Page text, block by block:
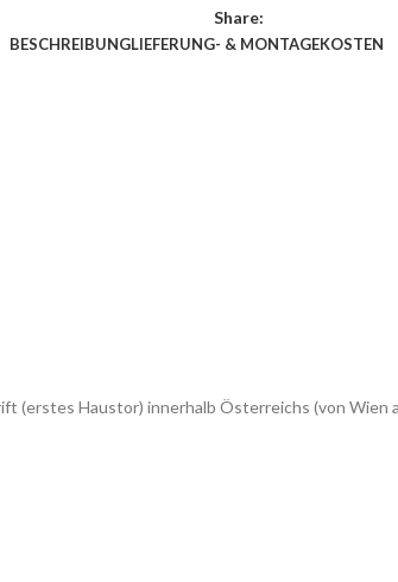
Share:
BESCHREIBUNGLIEFERUNG- & MONTAGEKOSTEN
(erstes Haustor) innerhalb Österreichs (von Wien